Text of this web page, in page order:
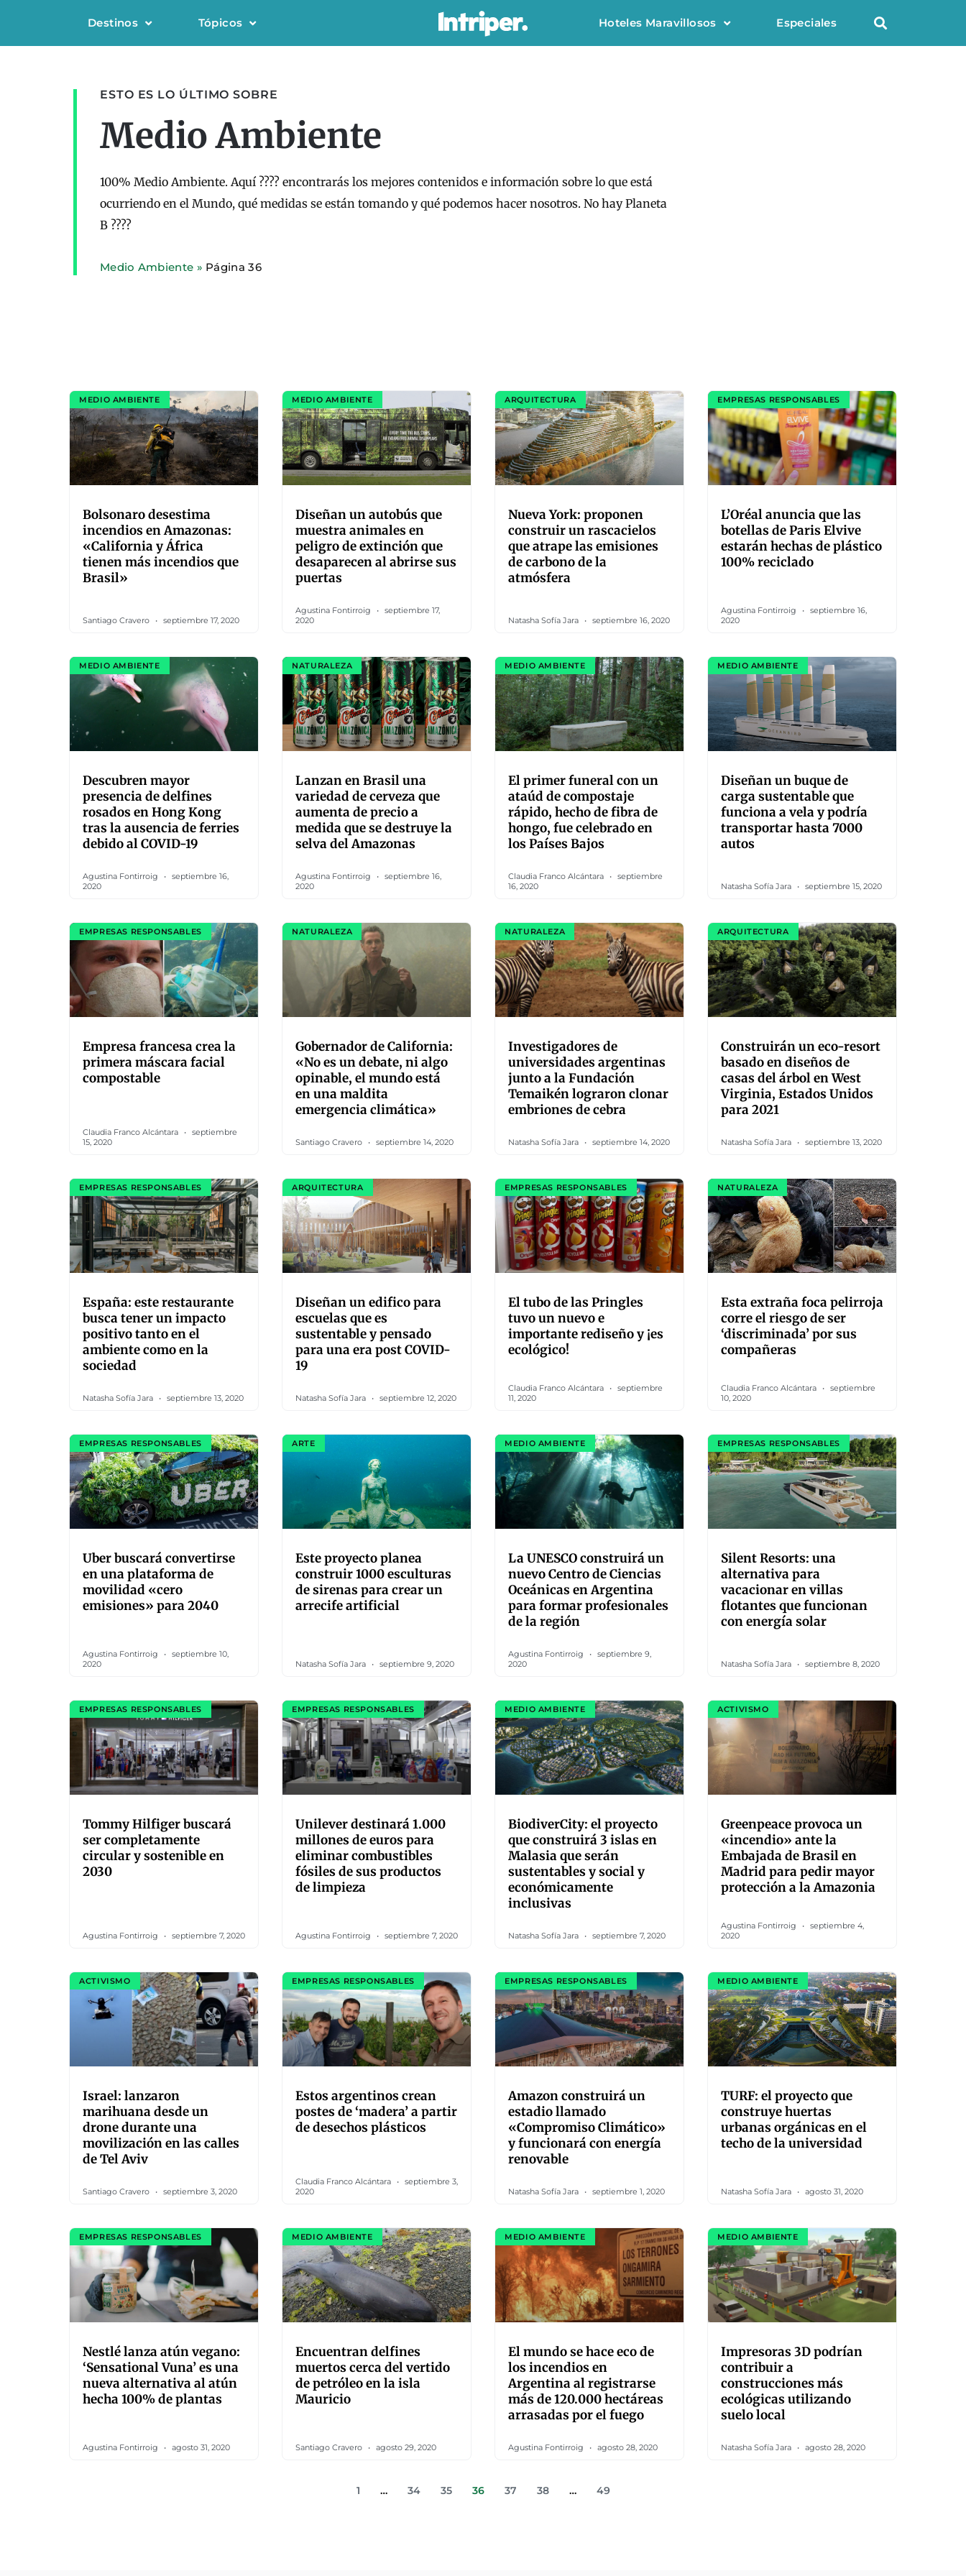
Destinos Tópicos Hoteles Maravillosos Especiales
ESTO ES LO ÚLTIMO SOBRE
Medio Ambiente
100% Medio Ambiente. Aquí ???? encontrarás los mejores contenidos e información sobre lo que está
ocurriendo en el Mundo, qué medidas se están tomando y qué podemos hacer nosotros. No hay Planeta
B ????
Medio Ambiente » Página 36
MEDIO AMBIENTE
Bolsonaro desestima
incendios en Amazonas:
«California y África
tienen más incendios que
Brasil»
Santiago Cravero septiembre 17, 2020
MEDIO AMBIENTE
Diseñan un autobús que
muestra animales en
peligro de extinción que
desaparecen al abrirse sus
puertas
Agustina Fontirroig
septiembre 17,
2020
ARQUITECTURA
Nueva York: proponen
construir un rascacielos
que atrape las emisiones
de carbono de la
atmósfera
Natasha Sofía Jara septiembre 16, 2020
EMPRESAS RESPONSABLES
L’Oréal anuncia que las
botellas de Paris Elvive
estarán hechas de plástico
100% reciclado
Agustina Fontirroig
septiembre 16,
2020
MEDIO AMBIENTE
Descubren mayor
presencia de delfines
rosados en Hong Kong
tras la ausencia de ferries
debido al COVID-19
Agustina Fontirroig
septiembre 16,
2020
NATURALEZA
Lanzan en Brasil una
variedad de cerveza que
aumenta de precio a
medida que se destruye la
selva del Amazonas
Agustina Fontirroig
septiembre 16,
2020
MEDIO AMBIENTE
El primer funeral con un
ataúd de compostaje
rápido, hecho de fibra de
hongo, fue celebrado en
los Países Bajos
Claudia Franco Alcántara
septiembre
16, 2020
MEDIO AMBIENTE
Diseñan un buque de
carga sustentable que
funciona a vela y podría
transportar hasta 7000
autos
Natasha Sofía Jara septiembre 15, 2020
EMPRESAS RESPONSABLES
Empresa francesa crea la
primera máscara facial
compostable
Claudia Franco Alcántara
septiembre
15, 2020
NATURALEZA
Gobernador de California:
«No es un debate, ni algo
opinable, el mundo está
en una maldita
emergencia climática»
Santiago Cravero septiembre 14, 2020
NATURALEZA
Investigadores de
universidades argentinas
junto a la Fundación
Temaikén lograron clonar
embriones de cebra
Natasha Sofía Jara septiembre 14, 2020
ARQUITECTURA
Construirán un eco-resort
basado en diseños de
casas del árbol en West
Virginia, Estados Unidos
para 2021
Natasha Sofía Jara septiembre 13, 2020
EMPRESAS RESPONSABLES
España: este restaurante
busca tener un impacto
positivo tanto en el
ambiente como en la
sociedad
Natasha Sofía Jara septiembre 13, 2020
ARQUITECTURA
Diseñan un edifico para
escuelas que es
sustentable y pensado
para una era post COVID-
19
Natasha Sofía Jara septiembre 12, 2020
EMPRESAS RESPONSABLES
El tubo de las Pringles
tuvo un nuevo e
importante rediseño y ¡es
ecológico!
Claudia Franco Alcántara
septiembre
11, 2020
NATURALEZA
Esta extraña foca pelirroja
corre el riesgo de ser
‘discriminada’ por sus
compañeras
Claudia Franco Alcántara
septiembre
10, 2020
EMPRESAS RESPONSABLES
Uber buscará convertirse
en una plataforma de
movilidad «cero
emisiones» para 2040
Agustina Fontirroig
septiembre 10,
2020
ARTE
Este proyecto planea
construir 1000 esculturas
de sirenas para crear un
arrecife artificial
Natasha Sofía Jara septiembre 9, 2020
MEDIO AMBIENTE
La UNESCO construirá un
nuevo Centro de Ciencias
Oceánicas en Argentina
para formar profesionales
de la región
Agustina Fontirroig
septiembre 9,
2020
EMPRESAS RESPONSABLES
Silent Resorts: una
alternativa para
vacacionar en villas
flotantes que funcionan
con energía solar
Natasha Sofía Jara septiembre 8, 2020
EMPRESAS RESPONSABLES
Tommy Hilfiger buscará
ser completamente
circular y sostenible en
2030
Agustina Fontirroig septiembre 7, 2020
EMPRESAS RESPONSABLES
Unilever destinará 1.000
millones de euros para
eliminar combustibles
fósiles de sus productos
de limpieza
Agustina Fontirroig septiembre 7, 2020
MEDIO AMBIENTE
BiodiverCity: el proyecto
que construirá 3 islas en
Malasia que serán
sustentables y social y
económicamente
inclusivas
Natasha Sofía Jara septiembre 7, 2020
ACTIVISMO
Greenpeace provoca un
«incendio» ante la
Embajada de Brasil en
Madrid para pedir mayor
protección a la Amazonia
Agustina Fontirroig
septiembre 4,
2020
ACTIVISMO
Israel: lanzaron
marihuana desde un
drone durante una
movilización en las calles
de Tel Aviv
Santiago Cravero septiembre 3, 2020
EMPRESAS RESPONSABLES
Estos argentinos crean
postes de ‘madera’ a partir
de desechos plásticos
Claudia Franco Alcántara
septiembre 3,
2020
EMPRESAS RESPONSABLES
Amazon construirá un
estadio llamado
«Compromiso Climático»
y funcionará con energía
renovable
Natasha Sofía Jara septiembre 1, 2020
MEDIO AMBIENTE
TURF: el proyecto que
construye huertas
urbanas orgánicas en el
techo de la universidad
Natasha Sofía Jara agosto 31, 2020
EMPRESAS RESPONSABLES
Nestlé lanza atún vegano:
‘Sensational Vuna’ es una
nueva alternativa al atún
hecha 100% de plantas
Agustina Fontirroig agosto 31, 2020
MEDIO AMBIENTE
Encuentran delfines
muertos cerca del vertido
de petróleo en la isla
Mauricio
Santiago Cravero agosto 29, 2020
MEDIO AMBIENTE
El mundo se hace eco de
los incendios en
Argentina al registrarse
más de 120.000 hectáreas
arrasadas por el fuego
Agustina Fontirroig agosto 28, 2020
MEDIO AMBIENTE
Impresoras 3D podrían
contribuir a
construcciones más
ecológicas utilizando
suelo local
Natasha Sofía Jara agosto 28, 2020
1 … 34 35 36 37 38 … 49